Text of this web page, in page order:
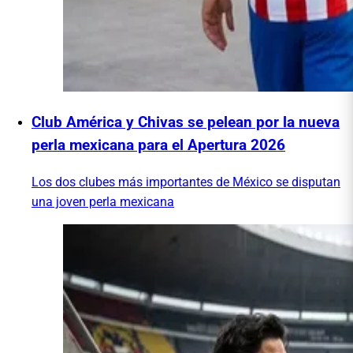
Club América y Chivas se pelean por la nueva
perla mexicana para el Apertura 2026
Los dos clubes más importantes de México se disputan
una joven perla mexicana